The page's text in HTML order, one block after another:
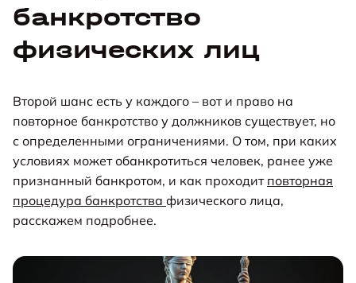
банкротство
физических лиц
Второй шанс есть у каждого – вот и право на
повторное банкротство у должников существует, но
с определенными ограничениями. О том, при каких
условиях может обанкротиться человек, ранее уже
признанный банкротом, и как проходит повторная
процедура банкротства физического лица,
расскажем подробнее.